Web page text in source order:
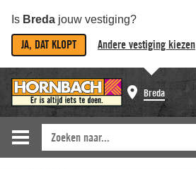
Is Breda jouw vestiging?
JA, DAT KLOPT Andere vestiging kiezen
Breda